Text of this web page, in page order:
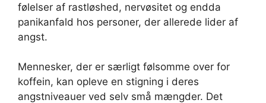
følelser af rastløshed, nervøsitet og endda
panikanfald hos personer, der allerede lider af
angst.
Mennesker, der er særligt følsomme over for
koffein, kan opleve en stigning i deres
angstniveauer ved selv små mængder. Det